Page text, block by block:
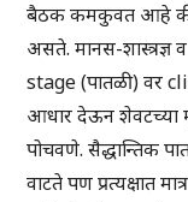
बैठक कमकुवत आहे की
असते. मानस-
stage (पातळी) वर
आधार देऊन शेवटच्या
पोचवणे. सैद्धान्तिक
वाटते पण प्रत्यक्षात